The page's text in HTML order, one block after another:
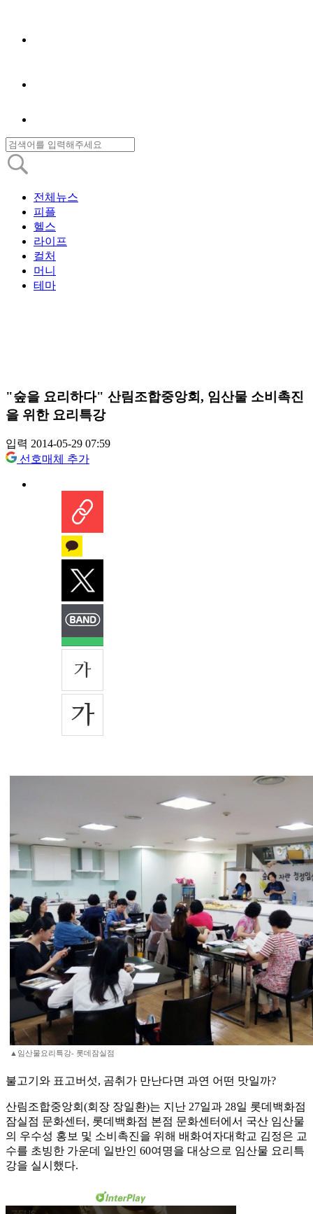
전체뉴스
피플
헬스
라이프
컬처
머니
테마
"숲을 요리하다" 산림조합중앙회, 임산물 소비촉진
을 위한 요리특강
입력 2014-05-29 07:59
선호매체 추가
▲임산물요리특강- 롯데잠실점
불고기와 표고버섯, 곰취가 만난다면 과연 어떤 맛일까?
산림조합중앙회(회장 장일환)는 지난 27일과 28일 롯데백화점
잠실점 문화센터, 롯데백화점 본점 문화센터에서 국산 임산물
의 우수성 홍보 및 소비촉진을 위해 배화여자대학교 김정은 교
수를 초빙한 가운데 일반인 60여명을 대상으로 임산물 요리특
강을 실시했다.